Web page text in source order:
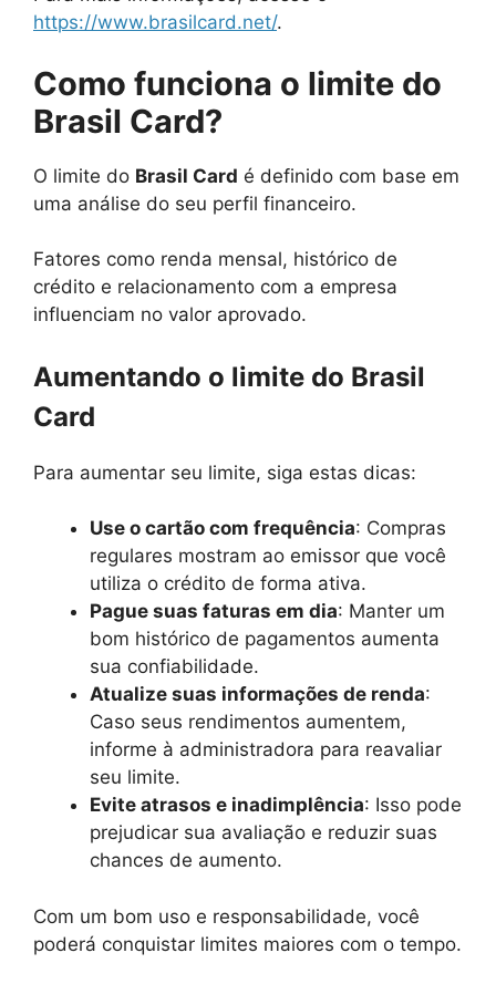
https://www.brasilcard.net/.
Como funciona o limite do
Brasil Card?
O limite do Brasil Card é definido com base em
uma análise do seu perfil financeiro.
Fatores como renda mensal, histórico de
crédito e relacionamento com a empresa
influenciam no valor aprovado.
Aumentando o limite do Brasil
Card
Para aumentar seu limite, siga estas dicas:
Use o cartão com frequência: Compras
regulares mostram ao emissor que você
utiliza o crédito de forma ativa.
Pague suas faturas em dia: Manter um
bom histórico de pagamentos aumenta
sua confiabilidade.
Atualize suas informações de renda:
Caso seus rendimentos aumentem,
informe à administradora para reavaliar
seu limite.
Evite atrasos e inadimplência: Isso pode
prejudicar sua avaliação e reduzir suas
chances de aumento.
Com um bom uso e responsabilidade, você
poderá conquistar limites maiores com o tempo.